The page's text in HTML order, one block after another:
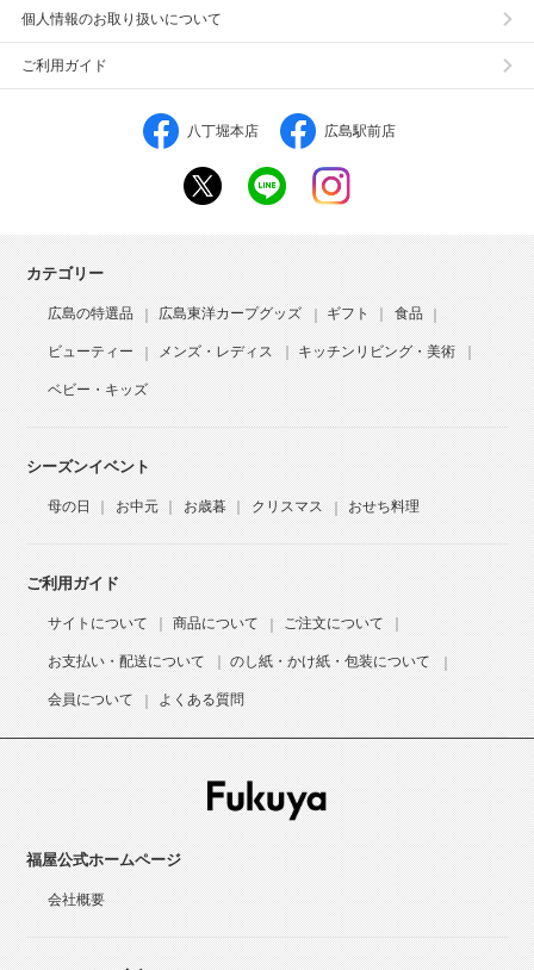
個人情報のお取り扱いについて
ご利用ガイド
八丁堀本店 広島駅前店
カテゴリー
広島の特選品 広島東洋カープグッズ ギフト 食品
ビューティー メンズ・レディス キッチンリビング・美術
ベビー・キッズ
シーズンイベント
母の日 お中元 お歳暮 クリスマス おせち料理
ご利用ガイド
サイトについて 商品について ご注文について
お支払い・配送について のし紙・かけ紙・包装について
会員について よくある質問
福屋公式ホームページ
会社概要